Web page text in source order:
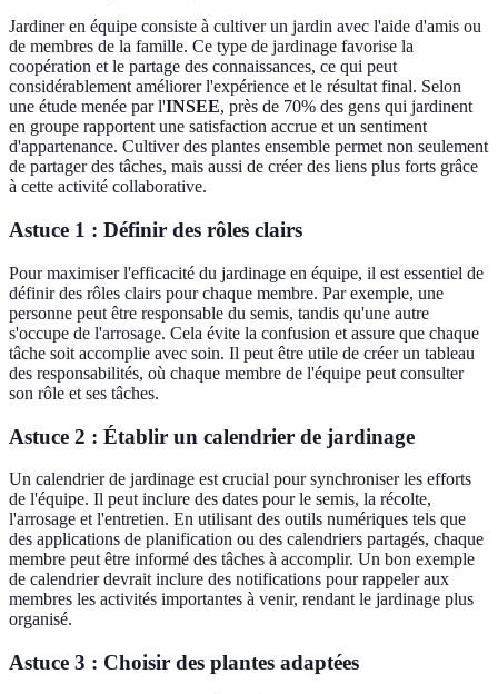
Jardiner en équipe consiste à cultiver un jardin avec l'aide d'amis ou
de membres de la famille. Ce type de jardinage favorise la
coopération et le partage des connaissances, ce qui peut
considérablement améliorer l'expérience et le résultat final. Selon
une étude menée par l'INSEE, près de 70% des gens qui jardinent
en groupe rapportent une satisfaction accrue et un sentiment
d'appartenance. Cultiver des plantes ensemble permet non seulement
de partager des tâches, mais aussi de créer des liens plus forts grâce
à cette activité collaborative.
Astuce 1 : Définir des rôles clairs
Pour maximiser l'efficacité du jardinage en équipe, il est essentiel de
définir des rôles clairs pour chaque membre. Par exemple, une
personne peut être responsable du semis, tandis qu'une autre
s'occupe de l'arrosage. Cela évite la confusion et assure que chaque
tâche soit accomplie avec soin. Il peut être utile de créer un tableau
des responsabilités, où chaque membre de l'équipe peut consulter
son rôle et ses tâches.
Astuce 2 : Établir un calendrier de jardinage
Un calendrier de jardinage est crucial pour synchroniser les efforts
de l'équipe. Il peut inclure des dates pour le semis, la récolte,
l'arrosage et l'entretien. En utilisant des outils numériques tels que
des applications de planification ou des calendriers partagés, chaque
membre peut être informé des tâches à accomplir. Un bon exemple
de calendrier devrait inclure des notifications pour rappeler aux
membres les activités importantes à venir, rendant le jardinage plus
organisé.
Astuce 3 : Choisir des plantes adaptées